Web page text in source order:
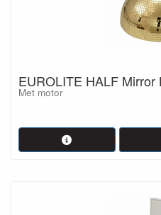
EUROLITE HALF Mirror
Met motor